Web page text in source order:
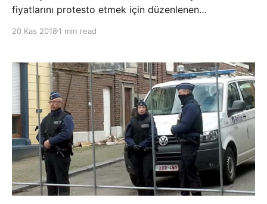
fiyatlarını protesto etmek için düzenlenen
trafiği durdurarak, araçların benzin depolarına
grubun 17 Kasım’da başlatt
20 Kas 2018 1 min read